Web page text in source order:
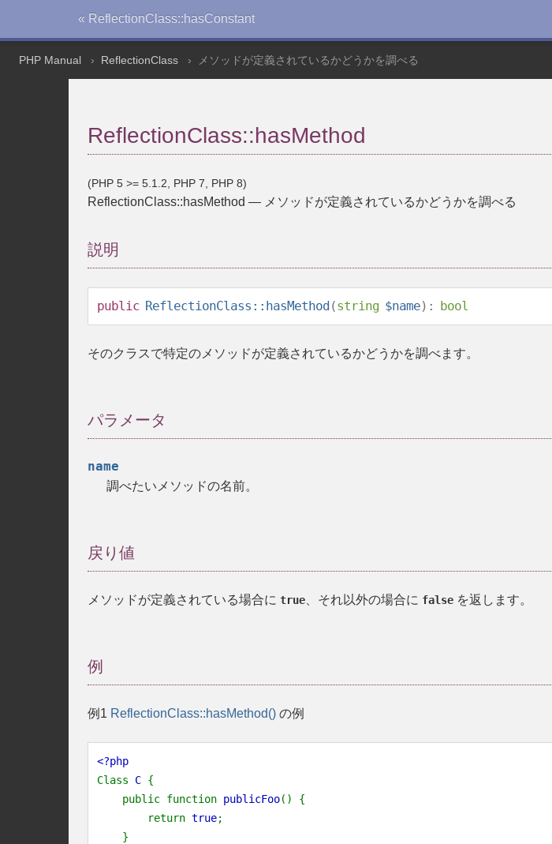
« ReflectionClass::hasConstant
PHP Manual ReflectionClass メソッドが定義されているかどうかを調べる
ReflectionClass::hasMethod
(PHP 5 >= 5.1.2, PHP 7, PHP 8)
ReflectionClass::hasMethod — メソッドが定義されているかどうかを調べる
説明
public ReflectionClass::hasMethod(string $name): bool
そのクラスで特定のメソッドが定義されているかどうかを調べます。
パラメータ
name
調べたいメソッドの名前。
戻り値
メソッドが定義されている場合に true 、それ以外の場合に false を返します。
例
例1 ReflectionClass::hasMethod() の例
<?php
Class C {
public function publicFoo() {
return true;
}